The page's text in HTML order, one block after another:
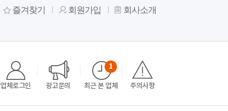
즐겨찾기 회원가입 회사소개
업체로그인 광고문의 최근 본 업체
1
주의사항